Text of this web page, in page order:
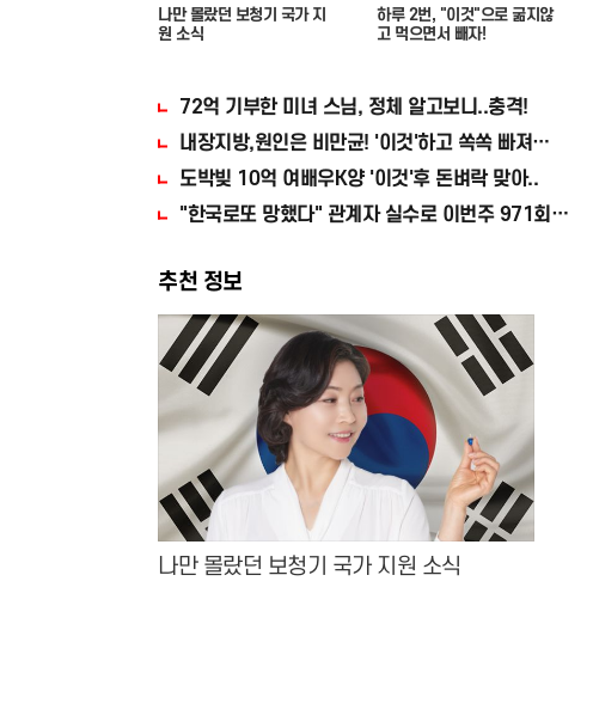
나만 몰랐던 보청기 국가 지
원 소식
하루 2번, "이것"으로 굶지않
고 먹으면서 빼자!
72억 기부한 미녀 스님, 정체 알고보니..충격!
내장지방,원인은 비만균! '이것'하고 쏙쏙 빠져…
도박빚 10억 여배우K양 '이것'후 돈벼락 맞아..
"한국로또 망했다" 관계자 실수로 이번주 971회차
추천 정보
나만 몰랐던 보청기 국가 지원 소식